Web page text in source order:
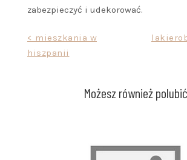
zabezpieczyć i udekorować.
Nawigacja
wpisu
< mieszkania w
hiszpanii
Możesz również polubić